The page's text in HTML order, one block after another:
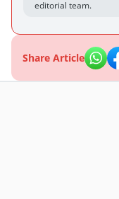
editorial team.
Share Article